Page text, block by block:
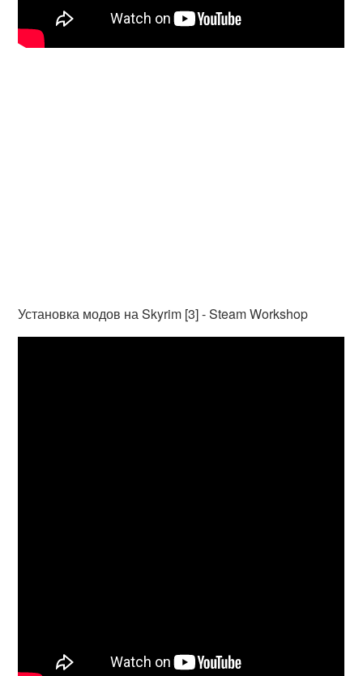
Установка модов на Skyrim [3] - Steam Workshop